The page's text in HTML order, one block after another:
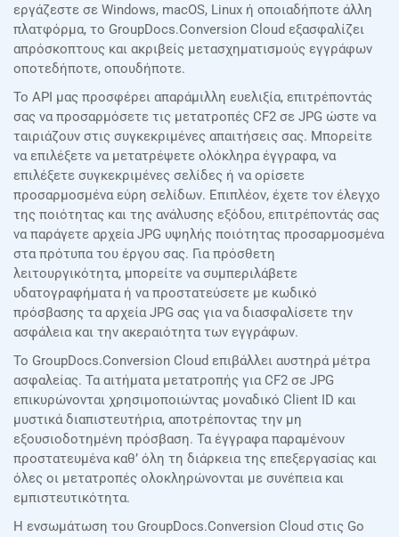
εργάζεστε σε Windows, macOS, Linux ή οποιαδήποτε άλλη
πλατφόρμα, το GroupDocs.Conversion Cloud εξασφαλίζει
απρόσκοπτους και ακριβείς μετασχηματισμούς εγγράφων
οποτεδήποτε, οπουδήποτε.
Το API μας προσφέρει απαράμιλλη ευελιξία, επιτρέποντάς
σας να προσαρμόσετε τις μετατροπές CF2 σε JPG ώστε να
ταιριάζουν στις συγκεκριμένες απαιτήσεις σας. Μπορείτε
να επιλέξετε να μετατρέψετε ολόκληρα έγγραφα, να
επιλέξετε συγκεκριμένες σελίδες ή να ορίσετε
προσαρμοσμένα εύρη σελίδων. Επιπλέον, έχετε τον έλεγχο
της ποιότητας και της ανάλυσης εξόδου, επιτρέποντάς σας
να παράγετε αρχεία JPG υψηλής ποιότητας προσαρμοσμένα
στα πρότυπα του έργου σας. Για πρόσθετη
λειτουργικότητα, μπορείτε να συμπεριλάβετε
υδατογραφήματα ή να προστατεύσετε με κωδικό
πρόσβασης τα αρχεία JPG σας για να διασφαλίσετε την
ασφάλεια και την ακεραιότητα των εγγράφων.
Το GroupDocs.Conversion Cloud επιβάλλει αυστηρά μέτρα
ασφαλείας. Τα αιτήματα μετατροπής για CF2 σε JPG
επικυρώνονται χρησιμοποιώντας μοναδικό Client ID και
μυστικά διαπιστευτήρια, αποτρέποντας την μη
εξουσιοδοτημένη πρόσβαση. Τα έγγραφα παραμένουν
προστατευμένα καθ’ όλη τη διάρκεια της επεξεργασίας και
όλες οι μετατροπές ολοκληρώνονται με συνέπεια και
εμπιστευτικότητα.
Η ενσωμάτωση του GroupDocs.Conversion Cloud στις Go